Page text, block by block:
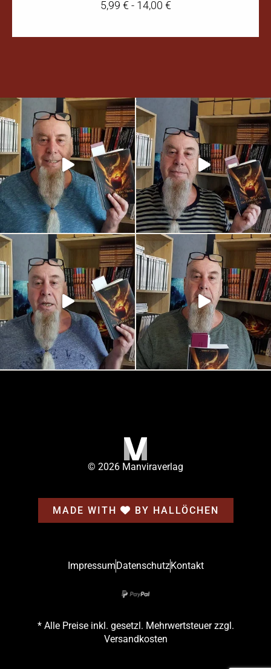
5,99 €- 14,00 €
© 2026 Manviraverlag
MADE WITH BY HALLÖCHEN
Impressum DatenschutzKontakt
* Alle Preise inkl. gesetzl. Mehrwertsteuer zzgl.
Versandkosten